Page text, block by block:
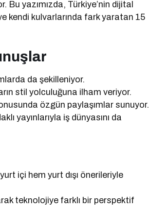
yazımızda, Türkiye’nin dijital
kendi kulvarlarında fark yaratan 15
da şekilleniyor.
stil yolculuğuna ilham veriyor.
özgün paylaşımlar sunuyor.
yayınlarıyla iş dünyasını da
içi hem yurt dışı önerileriyle
teknolojiye farklı bir perspektif